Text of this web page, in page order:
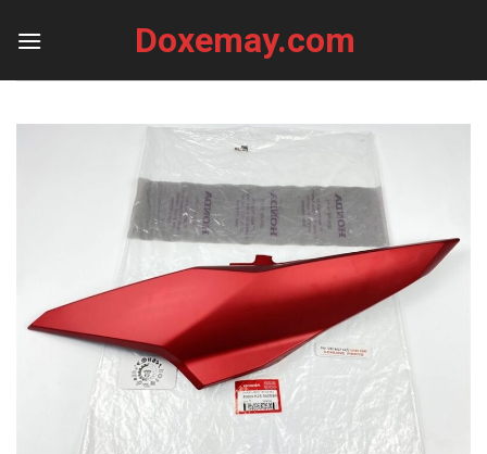
Doxemay.com